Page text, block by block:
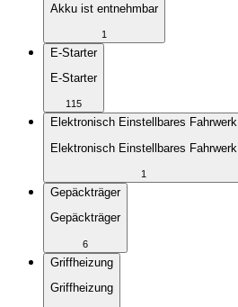
Akku ist entnehmbar
1
E-Starter
E-Starter
115
Elektronisch Einstellbares Fahrwerk
Elektronisch Einstellbares Fahrwerk
1
Gepäckträger
Gepäckträger
6
Griffheizung
Griffheizung